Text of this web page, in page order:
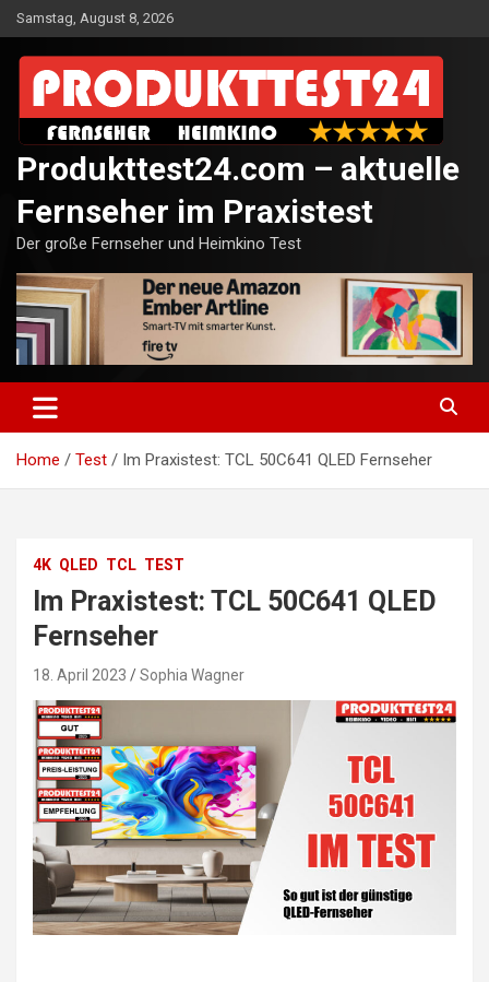
Skip
to
content
Samstag, August 8, 2026
Produkttest24.com – aktuelle
Fernseher im Praxistest
Der große Fernseher und Heimkino Test
Home Test Im Praxistest: TCL 50C641 QLED Fernseher
4K QLED TCL TEST
Im Praxistest: TCL 50C641 QLED
Fernseher
18. April 2023 Sophia Wagner